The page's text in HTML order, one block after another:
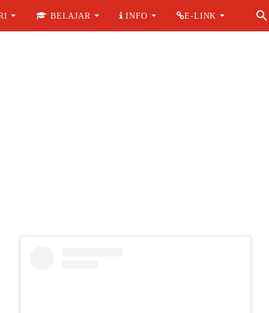
BELAJAR INFO E-LINK